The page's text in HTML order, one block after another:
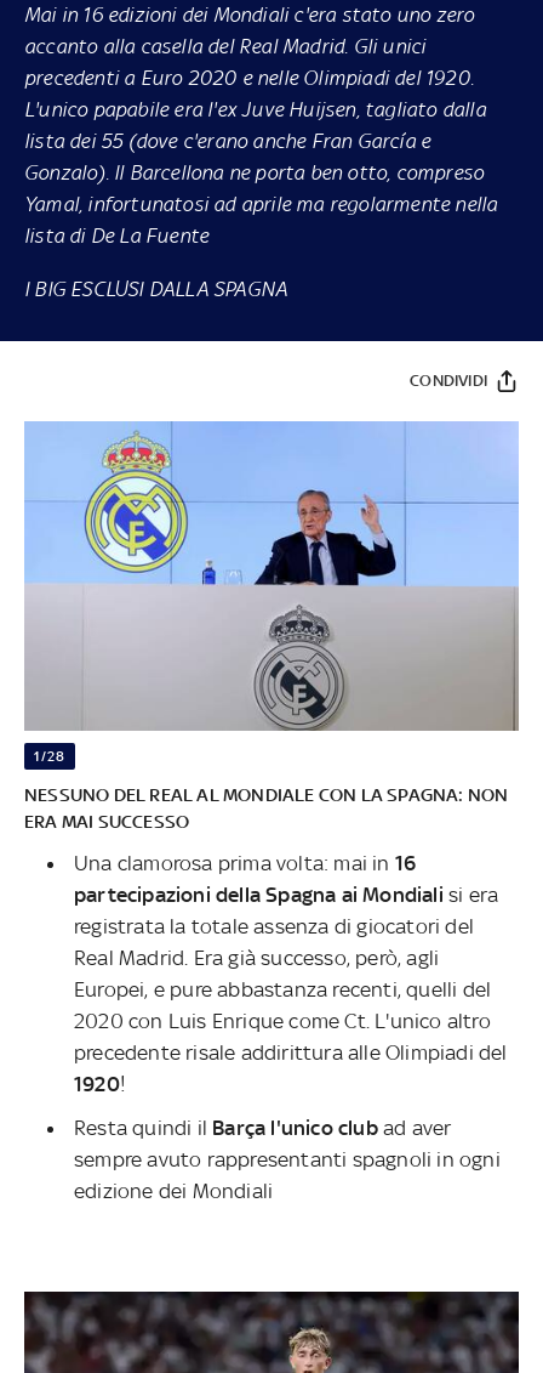
Mai in 16 edizioni dei Mondiali c'era stato uno zero
accanto alla casella del Real Madrid. Gli unici
precedenti a Euro 2020 e nelle Olimpiadi del 1920.
L'unico papabile era l'ex Juve Huijsen, tagliato dalla
lista dei 55 (dove c'erano anche Fran García e
Gonzalo). Il Barcellona ne porta ben otto, compreso
Yamal, infortunatosi ad aprile ma regolarmente nella
lista di De La Fuente
I BIG ESCLUSI DALLA SPAGNA
CONDIVIDI
1/28
NESSUNO DEL REAL AL MONDIALE CON LA SPAGNA: NON
ERA MAI SUCCESSO
Una clamorosa prima volta: mai in 16
partecipazioni della Spagna ai Mondiali si era
registrata la totale assenza di giocatori del
Real Madrid. Era già successo, però, agli
Europei, e pure abbastanza recenti, quelli del
2020 con Luis Enrique come Ct. L'unico altro
precedente risale addirittura alle Olimpiadi del
1920!
Resta quindi il Barça l'unico clubad aver
sempre avuto rappresentanti spagnoli in ogni
edizione dei Mondiali